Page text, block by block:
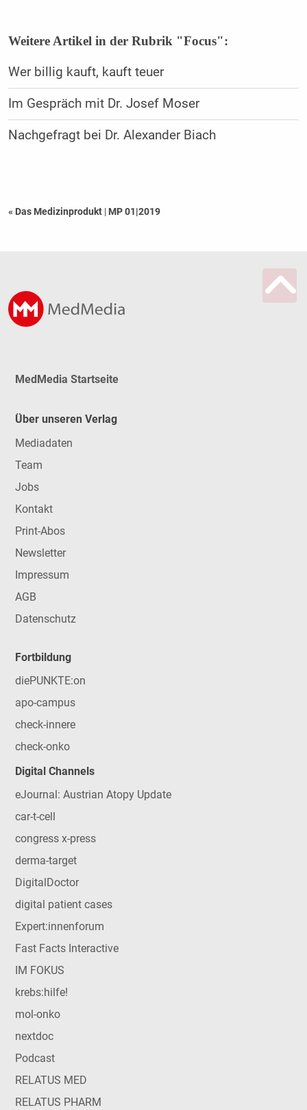
Weitere Artikel in der Rubrik "Focus":
Wer billig kauft, kauft teuer
Im Gespräch mit Dr. Josef Moser
Nachgefragt bei Dr. Alexander Biach
« Das Medizinprodukt | MP 01|2019
MedMedia Startseite
Über unseren Verlag
Mediadaten
Team
Jobs
Kontakt
Print-Abos
Newsletter
Impressum
AGB
Datenschutz
Fortbildung
diePUNKTE:on
apo-campus
check-innere
check-onko
Digital Channels
eJournal: Austrian Atopy Update
car-t-cell
congress x-press
derma-target
DigitalDoctor
digital patient cases
Expert:innenforum
Fast Facts Interactive
IM FOKUS
krebs:hilfe!
mol-onko
nextdoc
Podcast
RELATUS MED
RELATUS PHARM